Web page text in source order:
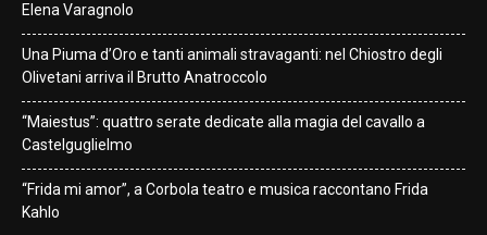
Elena Varagnolo
Una Piuma d’Oro e tanti animali stravaganti: nel Chiostro degli
Olivetani arriva il Brutto Anatroccolo
“Maiestus”: quattro serate dedicate alla magia del cavallo a
Castelguglielmo
“Frida mi amor”, a Corbola teatro e musica raccontano Frida
Kahlo